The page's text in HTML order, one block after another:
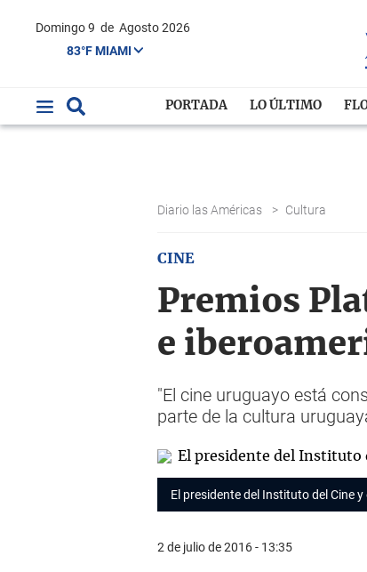
Domingo 9 de Agosto 2026
83°F MIAMI
PORTADA LO ÚLTIMO
Diario las Américas > Cultura
CINE
Premios
e
"El cine uruguayo está
parte de la cultura
El presidente del Instituto del Cine
2 de julio de 2016 - 13:35